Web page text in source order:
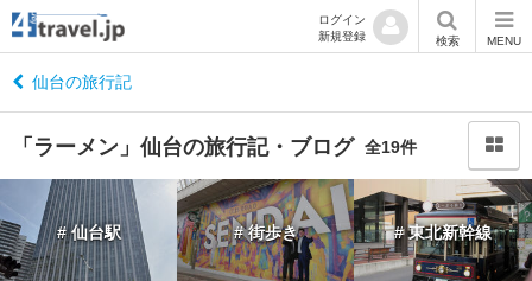
ログイン
新規登録
検索 MENU
仙台の旅行記
「ラーメン」仙台の旅行記・ブログ 全19件
# 仙台駅 # 街歩き # 東北新幹線
城
へ